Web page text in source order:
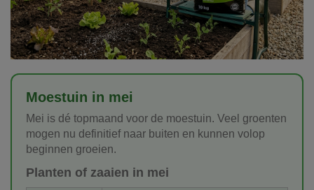
Moestuin in mei
Mei is dé topmaand voor de moestuin. Veel groenten
mogen nu definitief naar buiten en kunnen volop
beginnen groeien.
Planten of zaaien in mei